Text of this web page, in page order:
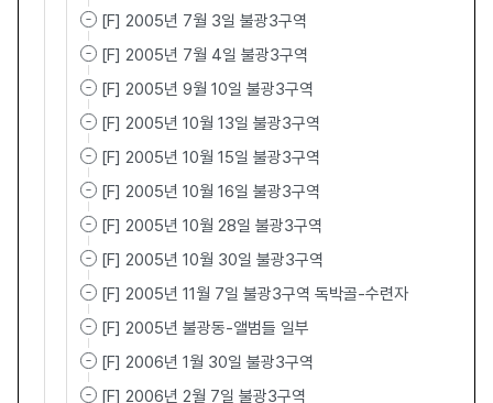
[F] 2005년 7월 3일 불광3구역
[F] 2005년 7월 4일 불광3구역
[F] 2005년 9월 10일 불광3구역
[F] 2005년 10월 13일 불광3구역
[F] 2005년 10월 15일 불광3구역
[F] 2005년 10월 16일 불광3구역
[F] 2005년 10월 28일 불광3구역
[F] 2005년 10월 30일 불광3구역
[F] 2005년 11월 7일 불광3구역 독박골-수련자
[F] 2005년 불광동-앨범들 일부
[F] 2006년 1월 30일 불광3구역
[F] 2006년 2월 7일 불광3구역